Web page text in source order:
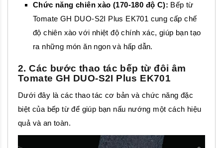
Chức năng chiên xào (170-180 độ C): Bếp từ
Tomate GH DUO-S2I Plus EK701 cung cấp chế
độ chiên xào với nhiệt độ chính xác, giúp bạn tạo
ra những món ăn ngon và hấp dẫn.
2. Các bước thao tác bếp từ đôi âm
Tomate GH DUO-S2I Plus EK701
Dưới đây là các thao tác cơ bản và chức năng đặc
biệt của bếp từ để giúp bạn nấu nướng một cách hiệu
quả và an toàn.